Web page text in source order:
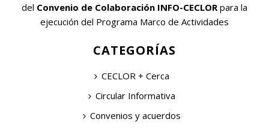
del Convenio de Colaboración INFO-CECLOR para la
ejecución del Programa Marco de Actividades
CATEGORÍAS
CECLOR + Cerca
Circular Informativa
Convenios y acuerdos